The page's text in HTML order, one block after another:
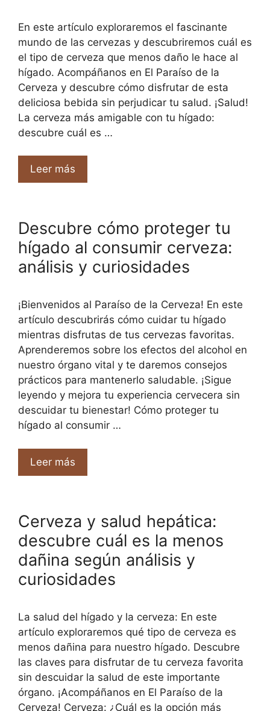
En este artículo exploraremos el fascinante
mundo de las cervezas y descubriremos cuál es
el tipo de cerveza que menos daño le hace al
hígado. Acompáñanos en El Paraíso de la
Cerveza y descubre cómo disfrutar de esta
deliciosa bebida sin perjudicar tu salud. ¡Salud!
La cerveza más amigable con tu hígado:
descubre cuál es …
Leer más
Descubre cómo proteger tu
hígado al consumir cerveza:
análisis y curiosidades
¡Bienvenidos al Paraíso de la Cerveza! En este
artículo descubrirás cómo cuidar tu hígado
mientras disfrutas de tus cervezas favoritas.
Aprenderemos sobre los efectos del alcohol en
nuestro órgano vital y te daremos consejos
prácticos para mantenerlo saludable. ¡Sigue
leyendo y mejora tu experiencia cervecera sin
descuidar tu bienestar! Cómo proteger tu
hígado al consumir …
Leer más
Cerveza y salud hepática:
descubre cuál es la menos
dañina según análisis y
curiosidades
La salud del hígado y la cerveza: En este
artículo exploraremos qué tipo de cerveza es
menos dañina para nuestro hígado. Descubre
las claves para disfrutar de tu cerveza favorita
sin descuidar la salud de este importante
órgano. ¡Acompáñanos en El Paraíso de la
Cerveza! Cerveza: ¿Cuál es la opción más